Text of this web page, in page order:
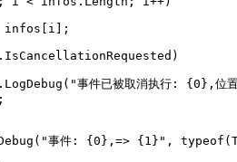
事件已被取消执行: {0},
事件: {0},=> {1}",